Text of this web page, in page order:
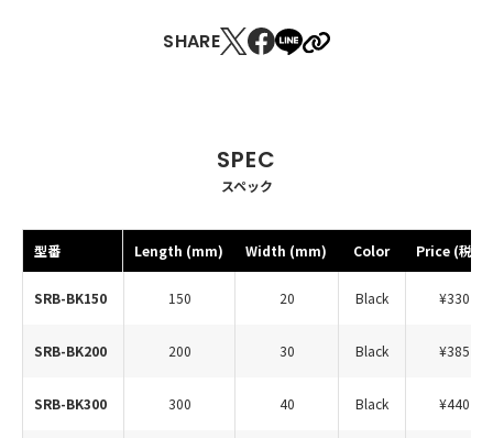
SHARE
スペック
型番 Length (mm) Width (mm) Color Price (税込)
SRB-BK150 150 20 Black ¥330
SRB-BK200 200 30 Black ¥385
SRB-BK300 300 40 Black ¥440